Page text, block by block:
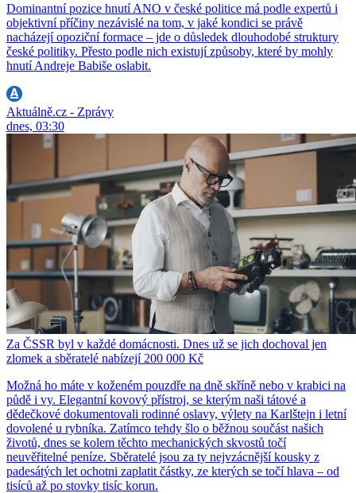
Dominantní pozice hnutí ANO v české politice má podle expertů i
objektivní příčiny nezávislé na tom, v jaké kondici se právě
nacházejí opoziční formace – jde o důsledek dlouhodobé struktury
české politiky. Přesto podle nich existují způsoby, které by mohly
hnutí Andreje Babiše oslabit.
Aktuálně.cz - Zprávy
dnes, 03:30
Za ČSSR byl v každé domácnosti. Dnes už se jich dochoval jen
zlomek a sběratelé nabízejí 200 000 Kč
Možná ho máte v koženém pouzdře na dně skříně nebo v krabici na
půdě i vy. Elegantní kovový přístroj, se kterým naši tátové a
dědečkové dokumentovali rodinné oslavy, výlety na Karlštejn i letní
dovolené u rybníka. Zatímco tehdy šlo o běžnou součást našich
životů, dnes se kolem těchto mechanických skvostů točí
neuvěřitelné peníze. Sběratelé jsou za ty nejvzácnější kousky z
padesátých let ochotni zaplatit částky, ze kterých se točí hlava – od
tisíců až po stovky tisíc korun.